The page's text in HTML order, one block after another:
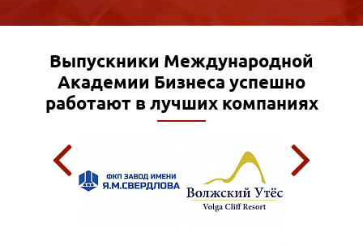
Выпускники Международной
Академии Бизнеса успешно
работают в лучших компаниях